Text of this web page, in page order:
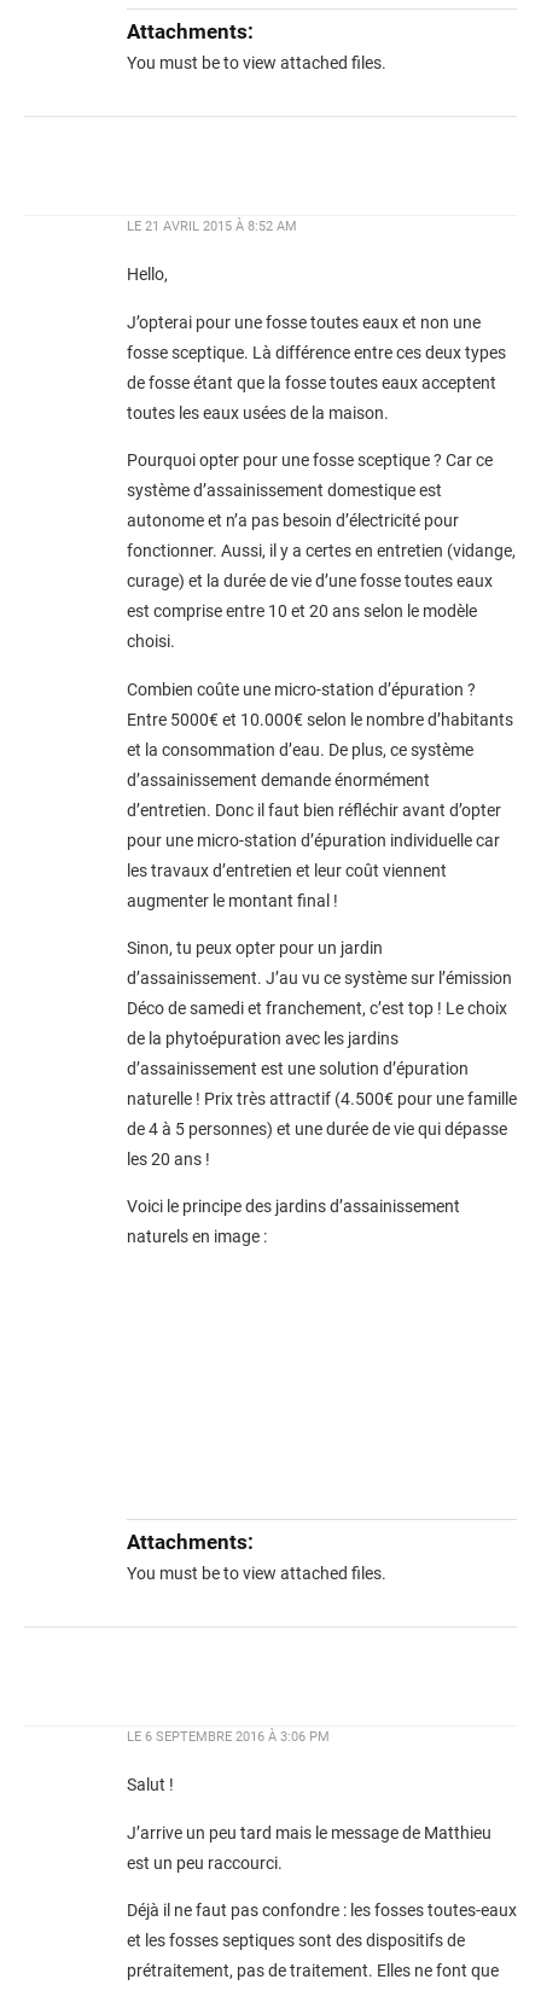
Attachments:
You must beto view attached files.
LE 21 AVRIL 2015 À 8:52 AM
Hello,
J’opterai pour une fosse toutes eaux et non une
fosse sceptique. Là différence entre ces deux types
de fosse étant que la fosse toutes eaux acceptent
toutes les eaux usées de la maison.
Pourquoi opter pour une fosse sceptique ? Car ce
système d’assainissement domestique est
autonome et n’a pas besoin d’électricité pour
fonctionner. Aussi, il y a certes en entretien (vidange,
curage) et la durée de vie d’une fosse toutes eaux
est comprise entre 10 et 20 ans selon le modèle
choisi.
Combien coûte une micro-station d’épuration ?
Entre 5000€ et 10.000€ selon le nombre d’habitants
et la consommation d’eau. De plus, ce système
d’assainissement demande énormément
d’entretien. Donc il faut bien réfléchir avant d’opter
pour une micro-station d’épuration individuelle car
les travaux d’entretien et leur coût viennent
augmenter le montant final !
Sinon, tu peux opter pour un jardin
d’assainissement. J’au vu ce système sur l’émission
Déco de samedi et franchement, c’est top ! Le choix
de la phytoépuration avec les jardins
d’assainissement est une solution d’épuration
naturelle ! Prix très attractif (4.500€ pour une famille
de 4 à 5 personnes) et une durée de vie qui dépasse
les 20 ans !
Voici le principe des jardins d’assainissement
naturels en image :
Attachments:
You must beto view attached files.
LE 6 SEPTEMBRE 2016 À 3:06 PM
Salut !
J’arrive un peu tard mais le message de Matthieu
est un peu raccourci.
Déjà il ne faut pas confondre : les fosses toutes-eaux
et les fosses septiques sont des dispositifs de
prétraitement, pas de traitement. Elles ne font que